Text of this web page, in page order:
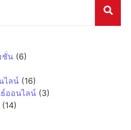
ชั่น (6)
ไลน์ (16)
ออนไลน์ (3)
(14)